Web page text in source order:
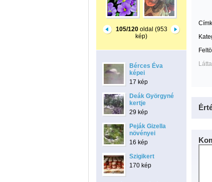
105/120oldal (953
kép)
Bérces Éva
képei
17 kép
Deák Györgyné
kertje
29 kép
Peják Gizella
növényei
16 kép
Szigikert
170 kép